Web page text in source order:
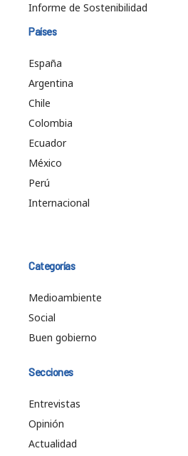
Informe de Sostenibilidad
Países
España
Argentina
Chile
Colombia
Ecuador
México
Perú
Internacional
Categorías
Medioambiente
Social
Buen gobierno
Secciones
Entrevistas
Opinión
Actualidad